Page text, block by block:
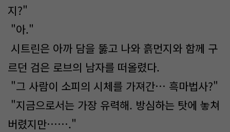
지?"
"아."
시트린은 아까 담을 뚫고 나와 흙먼지와 함께 구
르던 검은 로브의 남자를 떠올렸다.
"그 사람이​ 소피의 시체를 가져간…​ 흑마법사?"
"지금으로서는 가장 유력해. 방심하는 탓에 놓쳐
버렸지만……."